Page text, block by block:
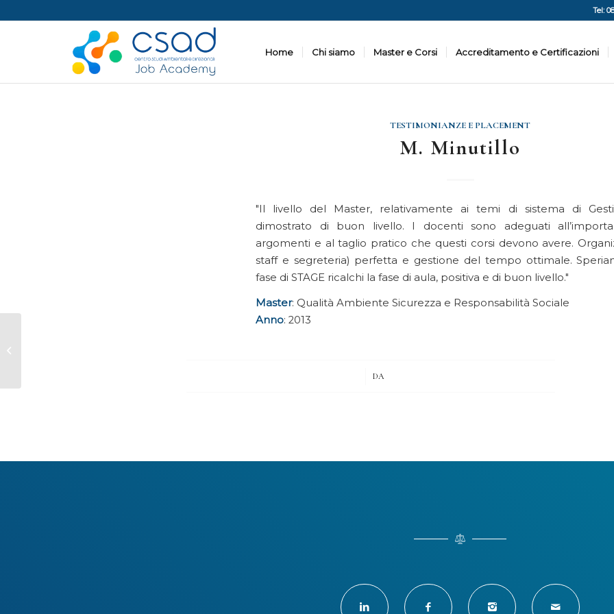
Tel:
Home Chi siamo Master e Corsi Accreditamento e Certificazioni
TESTIMONIANZE E PLACEMENT
M. Minutillo
Il livello del Master, relativamente ai temi di sistema di
dimostrato di buon livello. I docenti sono adeguati
argomenti e al taglio pratico che questi corsi devono avere.
staff e segreteria) perfetta e gestione del tempo ottimale.
fase di STAGE ricalchi la fase di aula, positiva e di buon livello.
Master: Qualità Ambiente Sicurezza e Responsabilità Sociale
Anno: 2013
DA